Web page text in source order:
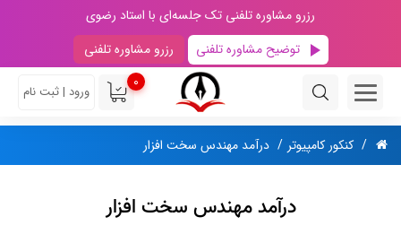
رزرو مشاوره تلفنی تک جلسه‌ای با استاد رضوی
توضیح مشاوره تلفنی
رزرو مشاوره تلفنی
0
ورود | ثبت نام
کنکور کامپیوتر درآمد مهندس سخت افزار
درآمد مهندس سخت افزار